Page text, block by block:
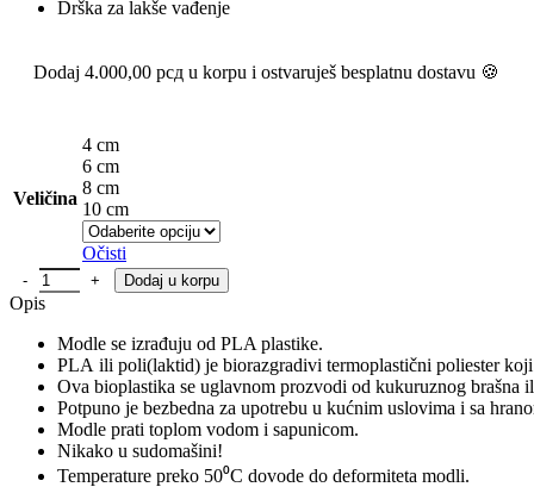
Drška za lakše vađenje
Dodaj 4.000,00 рсд u korpu i ostvaruješ besplatnu dostavu 🍪
Veličina
4 cm
6 cm
8 cm
10 cm
Očisti
Klas žita količinaDodaj u korpu
Opis
Modle se izrađuju od PLA plastike.
PLA ili poli(laktid) je biorazgradivi termoplastični poliester
Ova bioplastika se uglavnom prozvodi od kukuruznog brašna
Potpuno je bezbedna za upotrebu u kućnim uslovima i sa
Modle prati toplom vodom i sapunicom.
Nikako u sudomašini!
Temperature preko 50⁰C dovode do deformiteta modli.